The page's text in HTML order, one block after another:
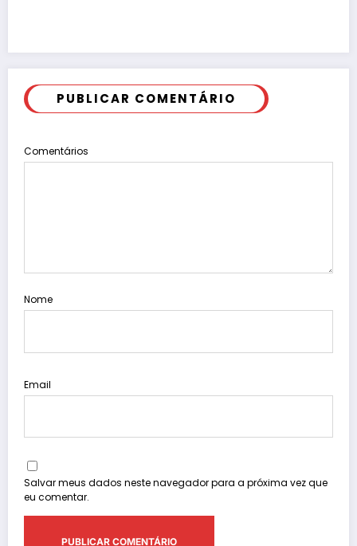
PUBLICAR COMENTÁRIO
Comentários
Nome
Email
Salvar meus dados neste navegador para a próxima vez que
eu comentar.